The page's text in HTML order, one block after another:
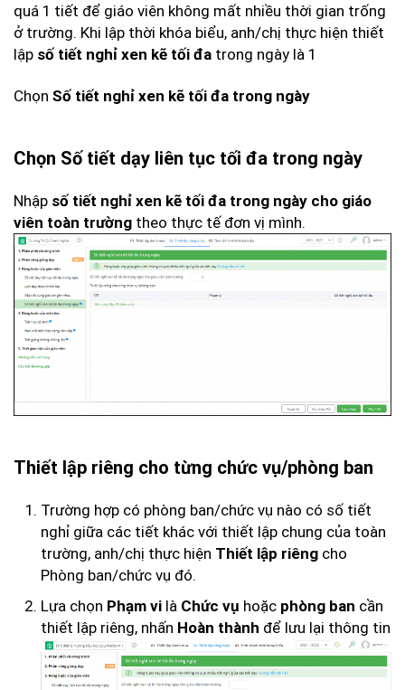
quá 1 tiết để giáo viên không mất nhiều thời gian trống
ở trường. Khi lập thời khóa biểu, anh/chị thực hiện thiết
lập số tiết nghỉ xen kẽ tối đa trong ngày là 1
Chọn Số tiết nghỉ xen kẽ tối đa trong ngày
Chọn Số tiết dạy liên tục tối đa trong ngày
Nhập số tiết nghỉ xen kẽ tối đa trong ngày cho giáo
viên toàn trường theo thực tế đơn vị mình.
Thiết lập riêng cho từng chức vụ/phòng ban
Trường hợp có phòng ban/chức vụ nào có số tiết
nghỉ giữa các tiết khác với thiết lập chung của toàn
trường, anh/chị thực hiện Thiết lập riêng cho
Phòng ban/chức vụ đó.
Lựa chọn Phạm vi là Chức vụ hoặc phòng ban cần
thiết lập riêng, nhấn Hoàn thành để lưu lại thông tin